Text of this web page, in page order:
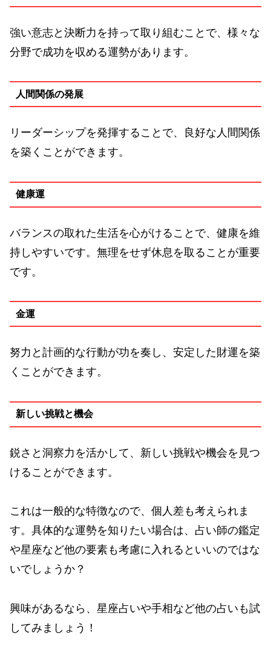
強い意志と決断力を持って取り組むことで、様々な
分野で成功を収める運勢があります。
人間関係の発展
リーダーシップを発揮することで、良好な人間関係
を築くことができます。
健康運
バランスの取れた生活を心がけることで、健康を維
持しやすいです。無理をせず休息を取ることが重要
です。
金運
努力と計画的な行動が功を奏し、安定した財運を築
くことができます。
新しい挑戦と機会
鋭さと洞察力を活かして、新しい挑戦や機会を見つ
けることができます。
これは一般的な特徴なので、個人差も考えられま
す。具体的な運勢を知りたい場合は、占い師の鑑定
や星座など他の要素も考慮に入れるといいのではな
いでしょうか？
興味があるなら、星座占いや手相など他の占いも試
してみましょう！